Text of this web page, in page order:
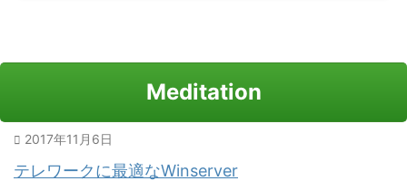
Meditation
2017年11月6日
テレワークに最適なWinserver